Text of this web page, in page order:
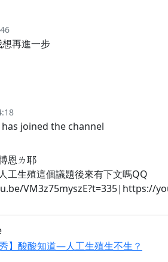
再進一步
has joined the channel
恩ㄌ耶
工生殖這個議題後來有下文嗎QQ
VM3z75myszE?t=335|https://
秀】酸酸知道—人工生殖生不生？